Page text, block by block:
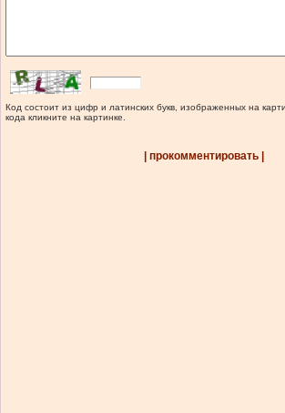
Код состоит из цифр и латинских букв, изображенных на
кода кликните на картинке.
| прокомментировать |